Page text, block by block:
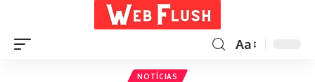
Aa
NOTÍCIAS